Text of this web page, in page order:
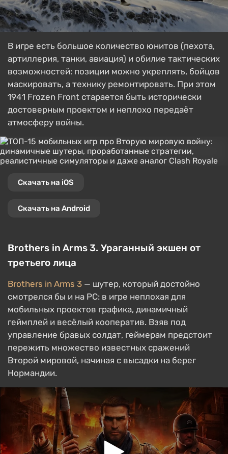
В игре есть большое количество юнитов (пехота,
артиллерия, танки, авиация) и обилие тактических
возможностей: позиции можно укреплять, бойцов
маскировать, а технику ремонтировать. При этом
1941 Frozen Front старается быть исторически
достоверным проектом и неплохо передаёт
атмосферу войны.
Скачать на iOS
Скачать на Android
Brothers in Arms 3. Ураганный экшен от
третьего лица
Brothers in Arms 3 — шутер, который достойно
смотрелся бы и на PC: в игре неплохая для
мобильных проектов графика, динамичный
геймплей и весёлый кооператив. Взяв под
управление бравых солдат, геймерам предстоит
пережить множество известных сражений
Второй мировой, начиная с высадки на берег
Нормандии.